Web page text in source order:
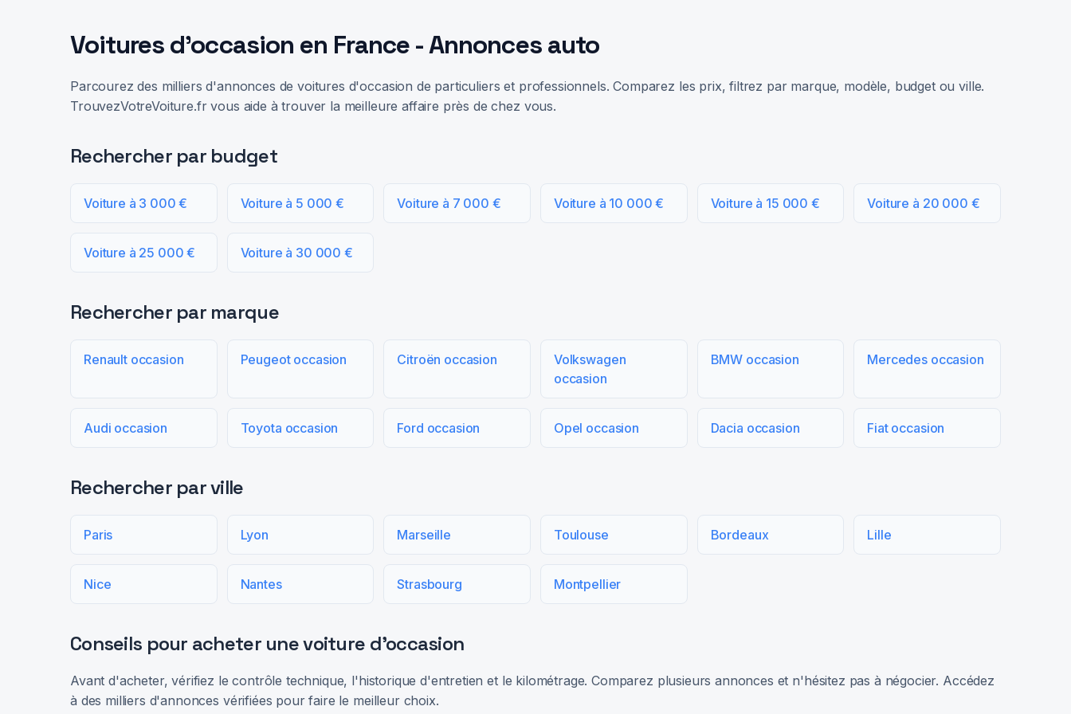
Voitures d'occasion en France - Annonces auto
Parcourez des milliers d'annonces de voitures d'occasion de particuliers et professionnels. Comparez les prix, filtrez par marque, modèle, budget ou ville.
TrouvezVotreVoiture.fr vous aide à trouver la meilleure affaire près de chez vous.
Rechercher par budget
Voiture à 3 000 € Voiture à 5 000 € Voiture à 7 000 € Voiture à 10 000 € Voiture à 15 000 € Voiture à 20 000 €
Voiture à 25 000 € Voiture à 30 000 €
Rechercher par marque
Renault occasion Peugeot occasion Citroën occasion
Volkswagen
occasion
BMW occasion Mercedes occasion
Audi occasion Toyota occasion Ford occasion Opel occasion Dacia occasion Fiat occasion
Rechercher par ville
Paris Lyon Marseille Toulouse Bordeaux Lille
Nice Nantes Strasbourg Montpellier
Conseils pour acheter une voiture d'occasion
Avant d'acheter, vérifiez le contrôle technique, l'historique d'entretien et le kilométrage. Comparez plusieurs annonces et n'hésitez pas à négocier. Accédez
à des milliers d'annonces vérifiées pour faire le meilleur choix.